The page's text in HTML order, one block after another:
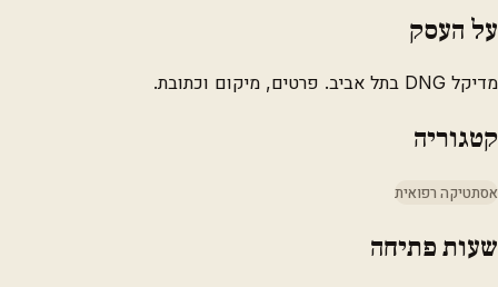
על העסק
מדיקל DNG בתל אביב. פרטים, מיקום וכתובת.
קטגוריה
אסתטיקה רפואית
שעות פתיחה